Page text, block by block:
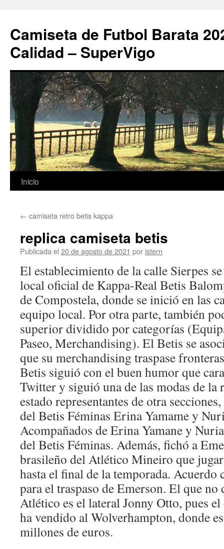
Camiseta de Futbol Barata
Calidad – SuperVigo
Saltar
contenido
Inicio
← camiseta retro betis kappa
replica camiseta betis
Publicada el 20 de agosto de 2021 por istern
El establecimiento de la calle Sierpes
local oficial de Kappa-Real Betis
de Compostela, donde se inició en las
equipo local. Por otra parte, también
superior dividido por categorías
Paseo, Merchandising). El Betis se
que su merchandising traspase
Betis siguió con el buen humor que
Twitter y siguió una de las modas de la
estado representantes de otra
del Betis Féminas Erina Yamame y
Acompañados de Erina Yamane y
del Betis Féminas. Además, fichó a
brasileño del Atlético Mineiro que
hasta el final de la temporada.
para el traspaso de Emerson. El que no
Atlético es el lateral Jonny Otto, pues
ha vendido al Wolverhampton, donde
millones de euros.